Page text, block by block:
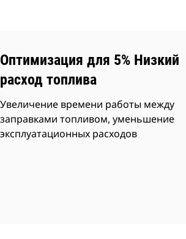
Оптимизация для 5% Низкий
расход топлива
Увеличение времени работы между
заправками топливом, уменьшение
эксплуатационных расходов